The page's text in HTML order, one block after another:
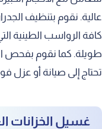
عالية. نقوم بتنظيف
كافة الرواسب الطينية
طويلة. كما نقوم بفحص
تحتاج إلى صيانة أو عزل
غسيل الخزانات